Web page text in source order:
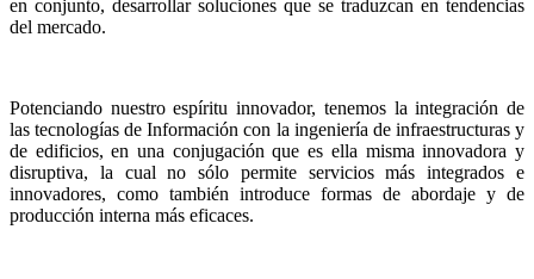
en conjunto, desarrollar soluciones que se traduzcan en tendencias
del mercado.
Potenciando nuestro espíritu innovador, tenemos la integración de
las tecnologías de Información con la ingeniería de infraestructuras y
de edificios, en una conjugación que es ella misma innovadora y
disruptiva, la cual no sólo permite servicios más integrados e
innovadores, como también introduce formas de abordaje y de
producción interna más eficaces.